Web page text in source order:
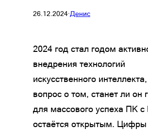
26.12.2024·Денис
2024 год стал годом
внедрения технологий
искусственного
вопрос о том, станет ли он
для массового успеха ПК
остаётся открытым.